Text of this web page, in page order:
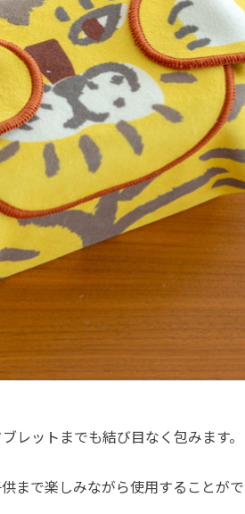
レットまでも結び目なく包みます。
で楽しみながら使用することがで